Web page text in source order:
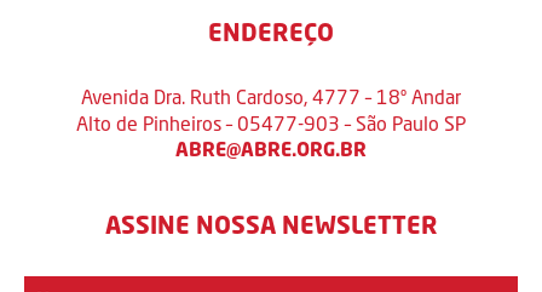
ENDEREÇO
Avenida Dra. Ruth Cardoso, 4777 – 18º Andar
Alto de Pinheiros – 05477-903 – São Paulo SP
ABRE@ABRE.ORG.BR
ASSINE NOSSA NEWSLETTER